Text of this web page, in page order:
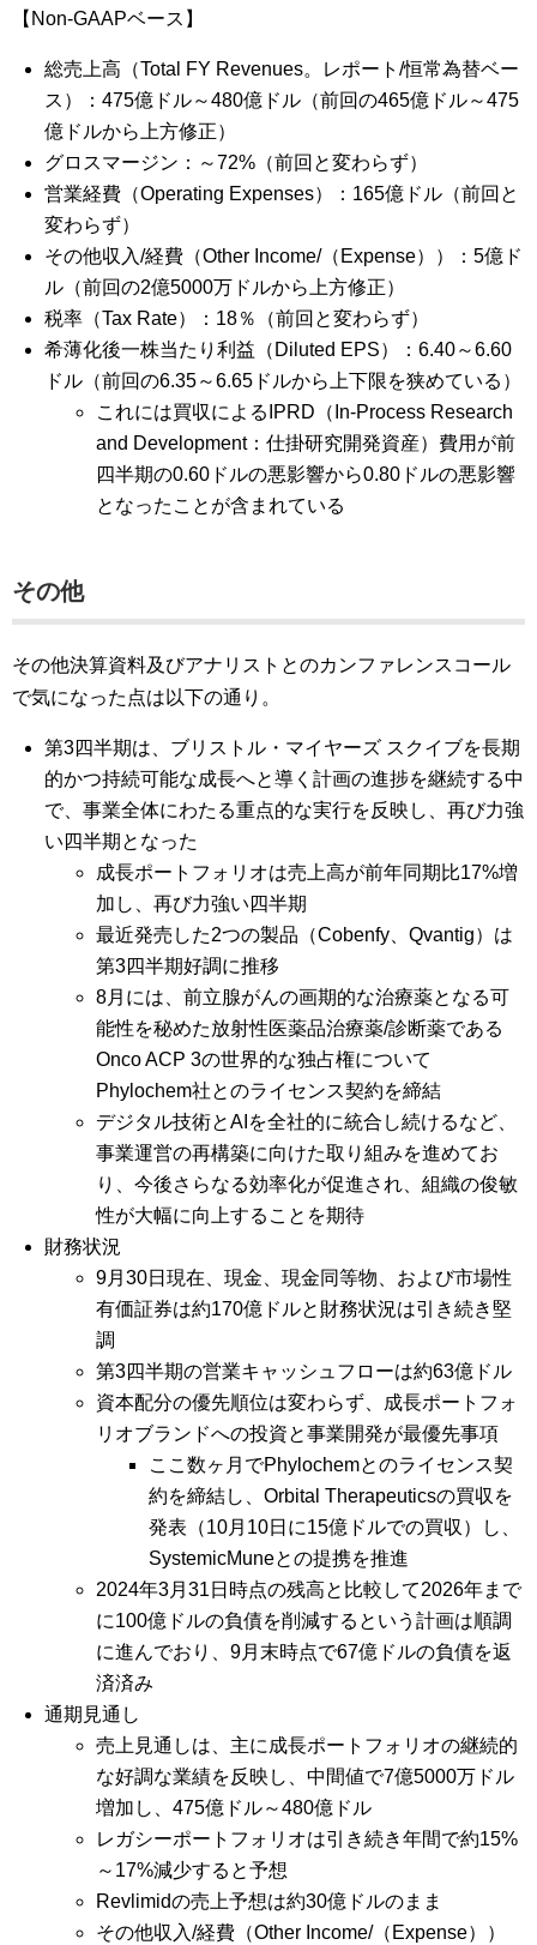
【Non-GAAPベース】
総売上高（Total FY Revenues。レポート/恒常為替ベー
ス）：475億ドル～480億ドル（前回の465億ドル～475
億ドルから上方修正）
グロスマージン：～72%（前回と変わらず）
営業経費（Operating Expenses）：165億ドル（前回と
変わらず）
その他収入/経費（Other Income/（Expense））：5億ド
ル（前回の2億5000万ドルから上方修正）
税率（Tax Rate）：18％（前回と変わらず）
希薄化後一株当たり利益（Diluted EPS）：6.40～6.60
ドル（前回の6.35～6.65ドルから上下限を狭めている）
これには買収によるIPRD（In-Process Research
and Development：仕掛研究開発資産）費用が前
四半期の0.60ドルの悪影響から0.80ドルの悪影響
となったことが含まれている
その他
その他決算資料及びアナリストとのカンファレンスコール
で気になった点は以下の通り。
第3四半期は、ブリストル・マイヤーズ スクイブを長期
的かつ持続可能な成長へと導く計画の進捗を継続する中
で、事業全体にわたる重点的な実行を反映し、再び力強
い四半期となった
成長ポートフォリオは売上高が前年同期比17%増
加し、再び力強い四半期
最近発売した2つの製品（Cobenfy、Qvantig）は
第3四半期好調に推移
8月には、前立腺がんの画期的な治療薬となる可
能性を秘めた放射性医薬品治療薬/診断薬である
Onco ACP 3の世界的な独占権について
Phylochem社とのライセンス契約を締結
デジタル技術とAIを全社的に統合し続けるなど、
事業運営の再構築に向けた取り組みを進めてお
り、今後さらなる効率化が促進され、組織の俊敏
性が大幅に向上することを期待
財務状況
9月30日現在、現金、現金同等物、および市場性
有価証券は約170億ドルと財務状況は引き続き堅
調
第3四半期の営業キャッシュフローは約63億ドル
資本配分の優先順位は変わらず、成長ポートフォ
リオブランドへの投資と事業開発が最優先事項
ここ数ヶ月でPhylochemとのライセンス契
約を締結し、Orbital Therapeuticsの買収を
発表（10月10日に15億ドルでの買収）し、
SystemicMuneとの提携を推進
2024年3月31日時点の残高と比較して2026年まで
に100億ドルの負債を削減するという計画は順調
に進んでおり、9月末時点で67億ドルの負債を返
済済み
通期見通し
売上見通しは、主に成長ポートフォリオの継続的
な好調な業績を反映し、中間値で7億5000万ドル
増加し、475億ドル～480億ドル
レガシーポートフォリオは引き続き年間で約15%
～17%減少すると予想
Revlimidの売上予想は約30億ドルのまま
その他収入/経費（Other Income/（Expense））